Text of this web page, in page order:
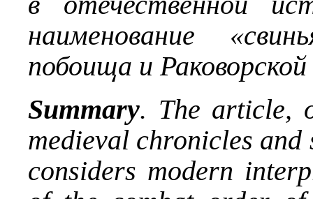
наименование
побоища и
Summary. The article,
medieval chronicles
considers modern